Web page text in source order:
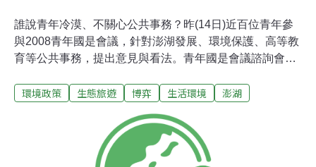
誰說青年冷漠、不關心公共事務？昨(14日)近百位青年參
與2008青年國是會議，針對澎湖發展、環境保護、高等教
育等公共事務，提出意見與看法。青年國是會議諮詢會主
眾聽見。其中澎湖發展博弈的議題備受關切，青年們呼籲
的聲音；另也提出，澎湖擁有豐富的自然環境與人文歷史
資源，足以發展旅遊產業，並不一定要發展博弈；如真要
發展博弈產業，也應增加澎湖人的工作機會，可設定澎湖
環境政策 生態旅遊 博弈 生活環境 澎湖